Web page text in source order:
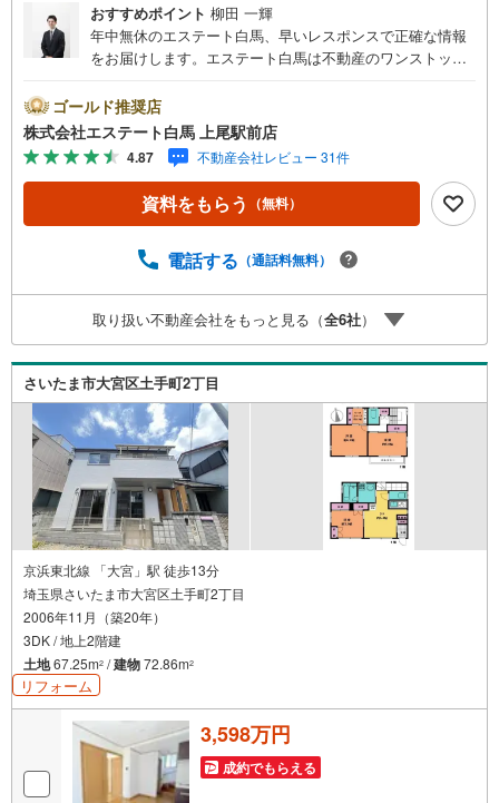
おすすめポイント 柳田 一輝
年中無休のエステート白馬、早いレスポンスで正確な情報
をお届けします。エステート白馬は不動産のワンストップ
前店を選ぶ5つのポイント＞1.JR高崎線「上尾駅」から徒歩
1分駅前の「イトーヨーカドー上尾駅前店」内に立地。2.無
料駐車場完備のお店立体駐車場は全480台収容可。駐車場完
備してます。3.大型キッズスペース当店自慢のキッズスペ
ースをぜひご覧ください。店内におむつ替えコーナーもご
用意してます。4.年中無休・365日営業でお手伝い営業時
5.提携FPへの無料個別相談サービス社外の中立的なファイ
老後や学費等も含めたシミュレーションをご提案できま
す。当店には宅地建物取引士やファイナンシャルプランナ
ー、住宅ローンアドバイザーなど、専門資格を持つスタッ
フが多数在籍しております。お客様からの資料請求、お問
い合わせをお待ちしております。
ゴールド推奨店
株式会社エステート白馬 上尾駅前店
4.87 不動産会社レビュー 31件
資料をもらう （無料）
電話する （通話料無料）
取り扱い不動産会社をもっと見る（全6社）
さいたま市大宮区土手町2丁目
京浜東北線 「大宮」駅 徒歩13分
埼玉県さいたま市大宮区土手町2丁目
2006年11月（築20年）
3DK / 地上2階建
土地67.25m2 /建物72.86m2
リフォーム
3,598万円
成約でもらえる